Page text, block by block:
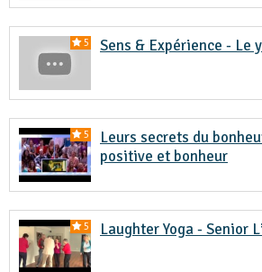
5 Sens & Expérience - Le
5
Leurs secrets du
positive et bonheur
5 Laughter Yoga - Senior